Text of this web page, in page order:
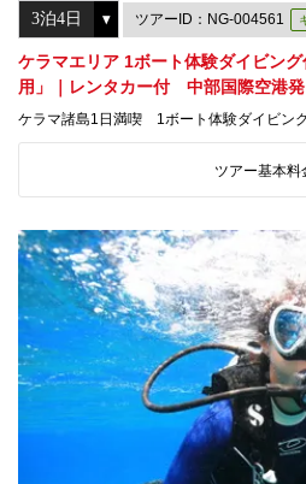
ツアーID：NG-004561
ケラマエリア 1ボート体験ダイビン
用」｜レンタカー付 中部国際空港発
ケラマ諸島1日満喫 1ボート体験ダイビング
ツアー基本料